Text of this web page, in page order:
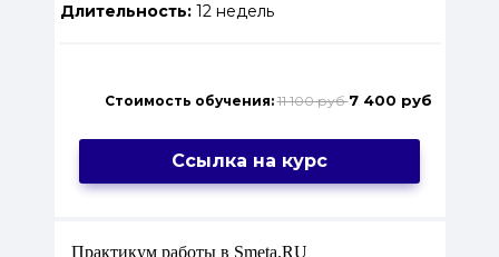
Длительность:12 недель
Стоимость обучения: 11 100 руб7 400 руб
Ссылка на курс
Практикум работы в Smeta.RU